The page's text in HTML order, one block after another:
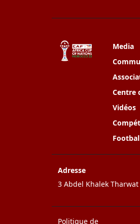
Media
Centre
Vidéos
Adresse
3 Abdel Khalek Tharwat
Politique de